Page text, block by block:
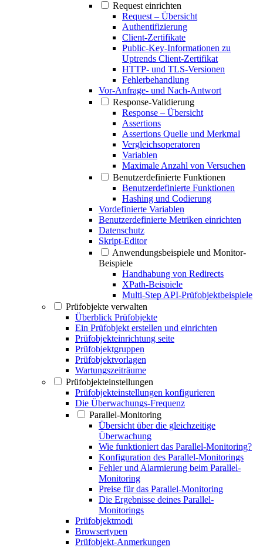
Request einrichten
Request – Übersicht
Authentifizierung
Client-Zertifikate
Public-Key-Informationen zu
Uptrends Client-Zertifikat
HTTP- und TLS-Versionen
Fehlerbehandlung
Vor-Anfrage- und Nach-Antwort
Response-Validierung
Response – Übersicht
Assertions
Assertions Quelle und Merkmal
Vergleichsoperatoren
Variablen
Maximale Anzahl von Versuchen
Benutzerdefinierte Funktionen
Benutzerdefinierte Funktionen
Hashing und Codierung
Vordefinierte Variablen
Benutzerdefinierte Metriken einrichten
Datenschutz
Skript-Editor
Anwendungsbeispiele und Monitor-
Beispiele
Handhabung von Redirects
XPath-Beispiele
Multi-Step API-Prüfobjektbeispiele
Prüfobjekte verwalten
Überblick Prüfobjekte
Ein Prüfobjekt erstellen und einrichten
Prüfobjekteinrichtung seite
Prüfobjektgruppen
Prüfobjektvorlagen
Wartungszeiträume
Prüfobjekteinstellungen
Prüfobjekteinstellungen konfigurieren
Die Überwachungs-Frequenz
Parallel-Monitoring
Übersicht über die gleichzeitige
Überwachung
Wie funktioniert das Parallel-Monitoring?
Konfiguration des Parallel-Monitorings
Fehler und Alarmierung beim Parallel-
Monitoring
Preise für das Parallel-Monitoring
Die Ergebnisse deines Parallel-
Monitorings
Prüfobjektmodi
Browsertypen
Prüfobjekt-Anmerkungen